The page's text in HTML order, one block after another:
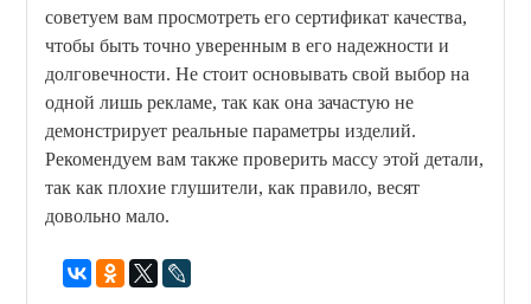
советуем вам просмотреть его сертификат качества,
чтобы быть точно уверенным в его надежности и
долговечности. Не стоит основывать свой выбор на
одной лишь рекламе, так как она зачастую не
демонстрирует реальные параметры изделий.
Рекомендуем вам также проверить массу этой детали,
так как плохие глушители, как правило, весят
довольно мало.